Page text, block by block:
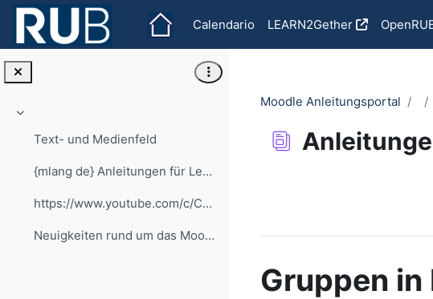
Vai al contenuto principale
Calendario
LEARN2Gether
Minimizza
Text- und Medienfeld
{mlang de} Anleitungen für Lehrende alle Anleitung...
https://www.youtube.com/c/CaptainMoodle
Neuigkeiten rund um das Moodle an der RUB
Moodle Anleitungsportal
Gruppen